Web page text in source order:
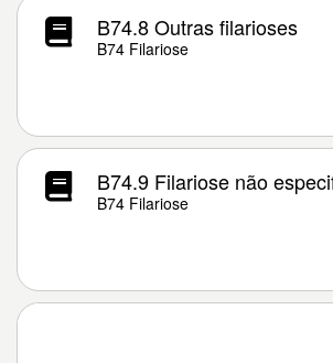
B74.8 Outras filarioses
B74 Filariose
B74.9 Filariose não
B74 Filariose